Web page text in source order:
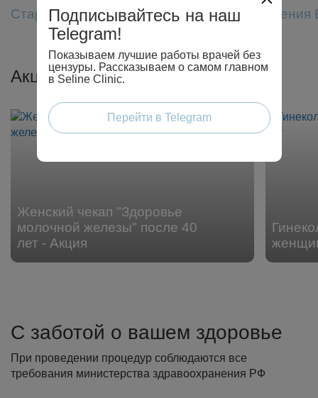
Старшенбаум Анна
Акции
Женский чекап "Здоровье
молочной железы" после 40
лет - Акция
С заботой о вашем здоровье
При проведении процедур соблюдаются все
требования министерства здравоохранения РФ
Подписывайтесь на наш
Telegram!
Показываем лучшие работы врачей без
цензуры. Рассказываем о самом главном
в Seline Clinic.
Перейти в Telegram